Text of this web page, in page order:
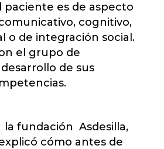
paciente es de aspecto
cognitivo,
o de integración social.
el grupo de
de sus
la fundación Asdesilla,
cómo antes de